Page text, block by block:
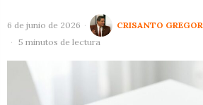
6 de junio de 2026
CRISANTO
5 minutos de lectura